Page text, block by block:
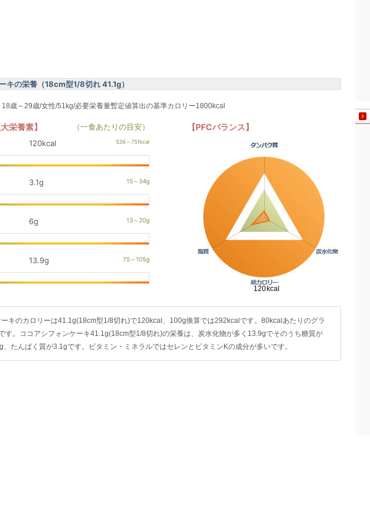
キの栄養（18cm型1/8切れ 41.1g）
歳～29歳/女性/51kg/必要栄養量暫定値算出の基準カロリー1800kcal
栄養素】
（一食あたりの目安）
120kcal
3.1g
6g
13.9g
【PFCバランス】
キのカロリーは41.1g(18cm型1/8切れ)で120kcal、100g換算では292kcalです。80kcalあたりのグラ
す。ココアシフォンケーキ41.1g(18cm型1/8切れ)の栄養は、炭水化物が多く13.9gでそのうち糖質が
たんぱく質が3.1gです。ビタミン・ミネラルではセレンとビタミンKの成分が多いです。